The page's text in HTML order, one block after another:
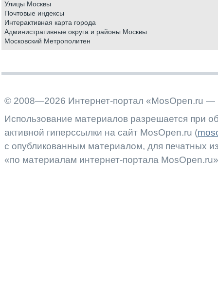
Улицы Москвы
Почтовые индексы
Интерактивная карта города
Административные округа и районы Москвы
Московский Метрополитен
© 2008—2026 Интернет-портал «MosOpen.ru —
Использование материалов разрешается при
активной гиперссылки на сайт MosOpen.ru (
с опубликованным материалом, для печатных
«по материалам интернет-портала